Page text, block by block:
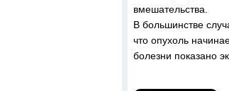
вмешательства.
В большинстве
что опухоль
болезни показано